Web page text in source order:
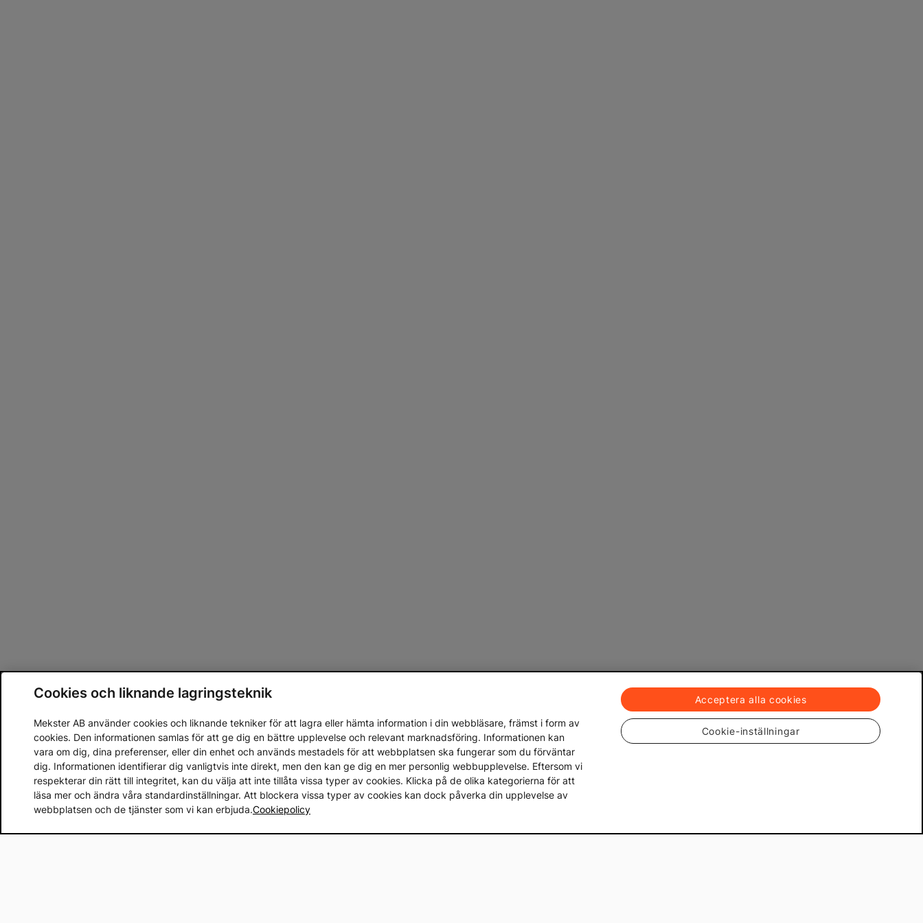
Cookies och liknande lagringsteknik
Mekster AB använder cookies och liknande tekniker för att lagra eller hämta information i din webbläsare, främst i form av
cookies. Den informationen samlas för att ge dig en bättre upplevelse och relevant marknadsföring. Informationen kan
vara om dig, dina preferenser, eller din enhet och används mestadels för att webbplatsen ska fungerar som du förväntar
dig. Informationen identifierar dig vanligtvis inte direkt, men den kan ge dig en mer personlig webbupplevelse. Eftersom vi
respekterar din rätt till integritet, kan du välja att inte tillåta vissa typer av cookies. Klicka på de olika kategorierna för att
läsa mer och ändra våra standardinställningar. Att blockera vissa typer av cookies kan dock påverka din upplevelse av
webbplatsen och de tjänster som vi kan erbjuda.Cookiepolicy
Acceptera alla cookies
Cookie-inställningar